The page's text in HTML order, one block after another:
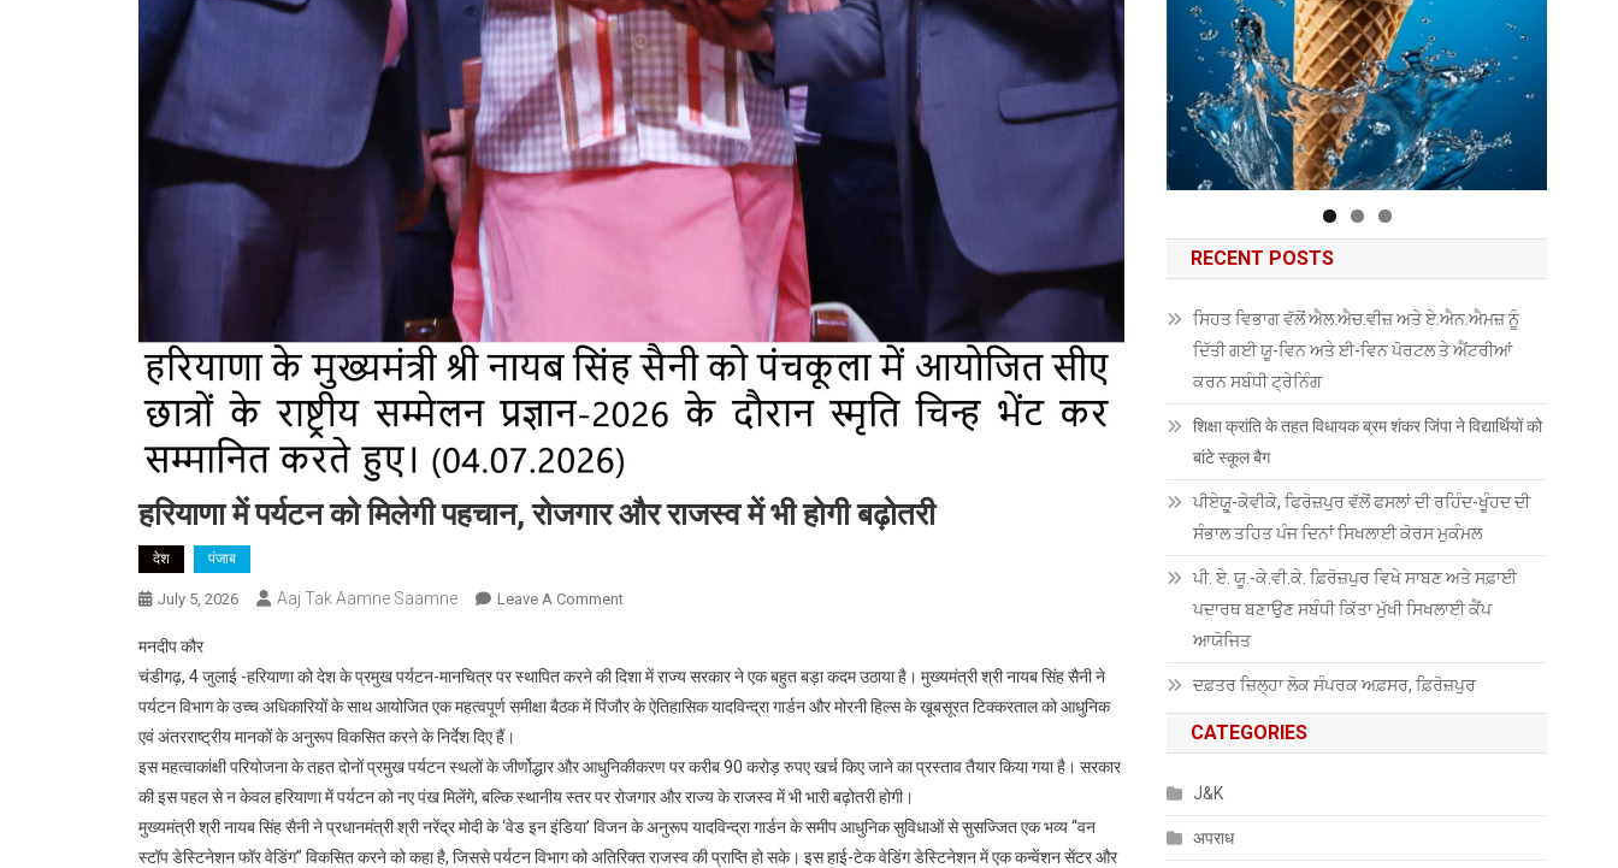
हरियाणा में पर्यटन को मिलेगी पहचान, रोजगार और राजस्व में भी होगी बढ़ोतरी
देश पंजाब
July 5, 2026 Aaj Tak Aamne Saamne Leave A CommentOn
पर्यटन
को
पहचान,
रोजगार
और
राजस्व
मनदीप कौर
चंडीगढ़, 4 जुलाई -हरियाणा को देश के प्रमुख पर्यटन-मानचित्र पर स्थापित करने की दिशा में राज्य सरकार ने एक बहुत बड़ा कदम उठाया है। मुख्यमंत्री श्री नायब सिंह सैनी ने
पर्यटन विभाग के उच्च अधिकारियों के साथ आयोजित एक महत्वपूर्ण समीक्षा बैठक में पिंजौर के ऐतिहासिक यादविन्द्रा गार्डन और मोरनी हिल्स के खूबसूरत टिक्करताल को आधुनिक
एवं अंतरराष्ट्रीय मानकों के अनुरूप विकसित करने के निर्देश दिए हैं।
इस महत्वाकांक्षी परियोजना के तहत दोनों प्रमुख पर्यटन स्थलों के जीर्णोद्धार और आधुनिकीकरण पर करीब 90 करोड़ रुपए खर्च किए जाने का प्रस्ताव तैयार किया गया है। सरकार
की इस पहल से न केवल हरियाणा में पर्यटन को नए पंख मिलेंगे, बल्कि स्थानीय स्तर पर रोजगार और राज्य के राजस्व में भी भारी बढ़ोतरी होगी।
मुख्यमंत्री श्री नायब सिंह सैनी ने प्रधानमंत्री श्री नरेंद्र मोदी के ‘वेड इन इंडिया’ विजन के अनुरूप यादविन्द्रा गार्डन के समीप आधुनिक सुविधाओं से सुसज्जित एक भव्य “वन
स्टॉप डेस्टिनेशन फॉर वेडिंग” विकसित करने को कहा है, जिससे पर्यटन विभाग को अतिरिक्त राजस्व की प्राप्ति हो सके। इस हाई-टेक वेडिंग डेस्टिनेशन में एक कन्वेंशन सेंटर और
RECENT POSTS
ਸਿਹਤ ਵਿਭਾਗ ਵੱਲੋਂ ਐਲ.ਐਚ.ਵੀਜ਼ ਅਤੇ ਏ.ਐਨ.ਐਮਜ਼ ਨੂੰ
ਦਿੱਤੀ ਗਈ ਯੂ-ਵਿਨ ਅਤੇ ਈ-ਵਿਨ ਪੋਰਟਲ ਤੇ ਐਂਟਰੀਆਂ
ਕਰਨ ਸਬੰਧੀ ਟ੍ਰੇਨਿੰਗ
शिक्षा क्रांति के तहत विधायक ब्रम शंकर जिंपा ने विद्यार्थियों को
बांटे स्कूल बैग
ਪੀਏਯੂੑ-ਕੇਵੀਕੇ, ਫਿਰੋਜ਼ਪੁਰ ਵੱਲੋਂ ਫਸਲਾਂ ਦੀ ਰਹਿੰਦ-ਖੂੰਹਦ ਦੀ
ਸੰਭਾਲ ਤਹਿਤ ਪੰਜ ਦਿਨਾਂ ਸਿਖਲਾਈ ਕੋਰਸ ਮੁਕੰਮਲ
ਪੀ. ਏ. ਯੂ.-ਕੇ.ਵੀ.ਕੇ. ਫ਼ਿਰੋਜ਼ਪੁਰ ਵਿਖੇ ਸਾਬਣ ਅਤੇ ਸਫ਼ਾਈ
ਪਦਾਰਥ ਬਣਾਉਣ ਸਬੰਧੀ ਕਿੱਤਾ ਮੁੱਖੀ ਸਿਖਲਾਈ ਕੈਂਪ
ਆਯੋਜਿਤ
ਦਫ਼ਤਰ ਜ਼ਿਲ੍ਹਾ ਲੋਕ ਸੰਪਰਕ ਅਫ਼ਸਰ, ਫ਼ਿਰੋਜ਼ਪੁਰ
CATEGORIES
J&K
अपराध